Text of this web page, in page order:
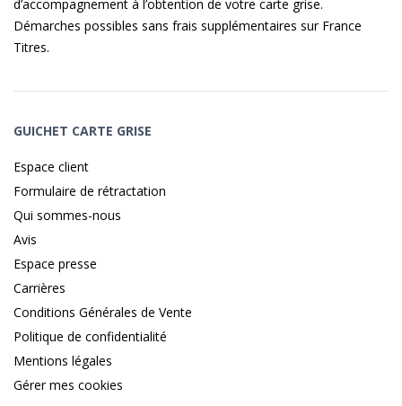
d’accompagnement à l’obtention de votre carte grise.
Démarches possibles sans frais supplémentaires sur France
Titres.
GUICHET CARTE GRISE
Espace client
Formulaire de rétractation
Qui sommes-nous
Avis
Espace presse
Carrières
Conditions Générales de Vente
Politique de confidentialité
Mentions légales
Gérer mes cookies